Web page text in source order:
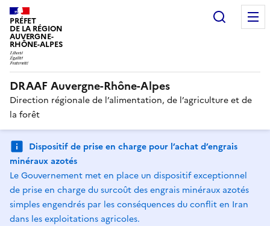
PRÉFET
DE LA RÉGION
AUVERGNE-
RHÔNE-ALPES
DRAAF Auvergne-Rhône-Alpes
Direction régionale de l’alimentation, de l’agriculture et de
la forêt
Dispositif de prise en charge pour l’achat d’engrais
minéraux azotés
Le Gouvernement met en place un dispositif exceptionnel
de prise en charge du surcoût des engrais minéraux azotés
simples engendrés par les conséquences du conflit en Iran
dans les exploitations agricoles.